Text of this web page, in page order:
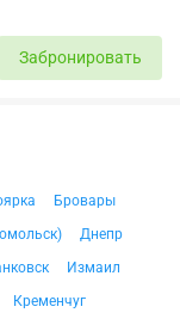
Забронировать
Бровары
Днепр
Измаил
Кременчуг